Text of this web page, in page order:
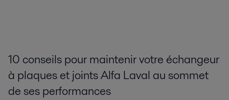
10 conseils pour maintenir votre échangeur
à plaques et joints Alfa Laval au sommet
de ses performances